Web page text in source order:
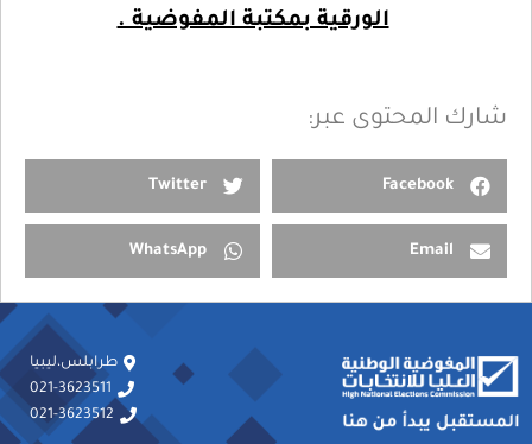
الورقية بمكتبة المفوضية .
شارك المحتوى عبر:
Facebook
Twitter
Email
WhatsApp
طرابلس،ليبيا
021-3623511
021-3623512